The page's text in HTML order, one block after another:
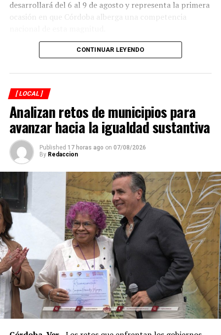
desarrollará del 6 al 9 de agosto y representa la primera
ocasión en que Córdoba alberga una competencia
Explicó que de los participantes serán seleccionados
alrededor de 40 atletas que representarán a México en
el campeonato mundial programado para noviembre en
Georgia, por lo que el torneo en Córdoba también
funciona como una de las principales etapas para
conformar al equipo nacional.
Marroquín destacó el desempeño que ha tenido México
en competencias internacionales de artes marciales
mixtas y sostuvo que el país se ha consolidado como una
de las principales potencias del continente americano
en esta disciplina.
CONTINUAR LEYENDO
[ LOCAL ]
Analizan retos de municipios para
avanzar hacia la igualdad sustantiva
Published 17 horas ago on 07/08/2026
By Redaccion